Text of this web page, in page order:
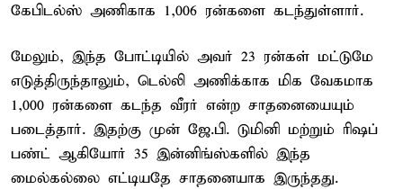
கேபிடல்ஸ் அணிகாக 1,006 ரன்களை கடந்துள்ளார்.
மேலும், இந்த போட்டியில் அவர் 23 ரன்கள் மட்டுமே
எடுத்திருந்தாலும், டெல்லி அணிக்காக மிக வேகமாக
1,000 ரன்களை கடந்த வீரர் என்ற சாதனையையும்
படைத்தார். இதற்கு முன் ஜே.பி. டுமினி மற்றும் ரிஷப்
பண்ட் ஆகியோர் 35 இன்னிங்ஸ்களில் இந்த
மைல்கல்லை எட்டியதே சாதனையாக இருந்தது.